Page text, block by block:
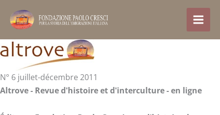
contenu
N° 6 juillet-décembre 2011
Altrove - Revue d'histoire et d'interculture -en ligne